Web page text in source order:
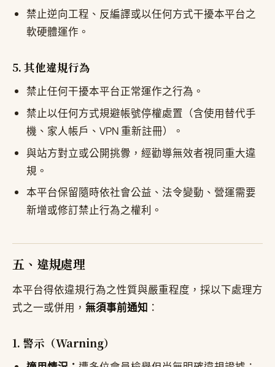
禁止逆向工程、反編譯或以任何方式干擾本平台之
軟硬體運作。
5. 其他違規行為
禁止任何干擾本平台正常運作之行為。
禁止以任何方式規避帳號停權處置（含使用替代手
機、家人帳戶、VPN 重新註冊）。
與站方對立或公開挑釁，經勸導無效者視同重大違
規。
本平台保留隨時依社會公益、法令變動、營運需要
新增或修訂禁止行為之權利。
五、違規處理
本平台得依違規行為之性質與嚴重程度，採以下處理方
式之一或併用， 無須事前通知 ：
1. 警示（Warning）